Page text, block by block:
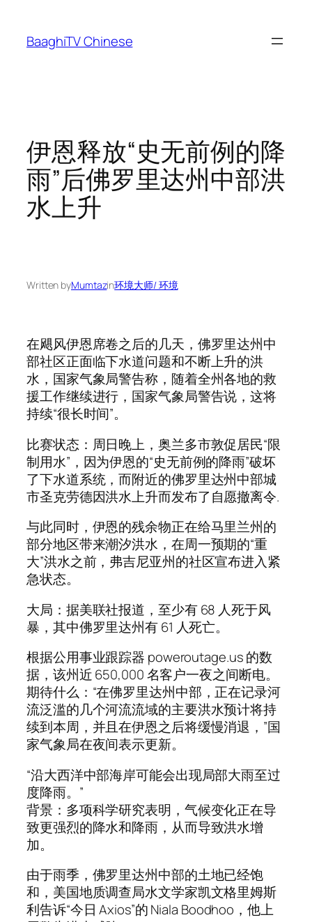
content
BaaghiTV Chinese
伊恩释放“史无前例的降
雨”后佛罗里达州中部洪
水上升
Written byMumtazin环境大师/ 环境
在飓风伊恩席卷之后的几天，佛罗里达州中
部社区正面临下水道问题和不断上升的洪
水，国家气象局警告称，随着全州各地的救
援工作继续进行，国家气象局警告说，这将
持续“很长时间”。
比赛状态：周日晚上，奥兰多市敦促居民“限
制用水”，因为伊恩的“史无前例的降雨”破坏
了下水道系统，而附近的佛罗里达州中部城
市圣克劳德因洪水上升而发布了自愿撤离令.
与此同时，伊恩的残余物正在给马里兰州的
部分地区带来潮汐洪水，在周一预期的“重
大”洪水之前，弗吉尼亚州的社区宣布进入紧
急状态。
大局：据美联社报道，至少有 68 人死于风
暴，其中佛罗里达州有 61 人死亡。
根据公用事业跟踪器 poweroutage.us 的数
据，该州近 650,000 名客户一夜之间断电。
期待什么：“在佛罗里达州中部，正在记录河
流泛滥的几个河流流域的主要洪水预计将持
续到本周，并且在伊恩之后将缓慢消退，”国
家气象局在夜间表示更新。
“沿大西洋中部海岸可能会出现局部大雨至过
度降雨。”
背景：多项科学研究表明，气候变化正在导
致更强烈的降水和降雨，从而导致洪水增
加。
由于雨季，佛罗里达州中部的土地已经饱
和，美国地质调查局水文学家凯文格里姆斯
利告诉“今日 Axios”的 Niala Boodhoo，他上